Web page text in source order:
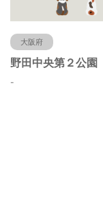
大阪府
-